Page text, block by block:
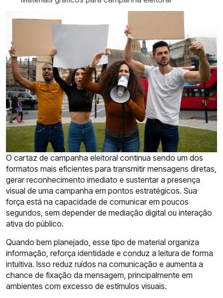
O cartaz de campanha eleitoral continua sendo um dos
formatos mais eficientes para transmitir mensagens diretas,
gerar reconhecimento imediato e sustentar a presença
visual de uma campanha em pontos estratégicos. Sua
força está na capacidade de comunicar em poucos
segundos, sem depender de mediação digital ou interação
ativa do público.
Quando bem planejado, esse tipo de material organiza
informação, reforça identidade e conduz a leitura de forma
intuitiva. Isso reduz ruídos na comunicação e aumenta a
chance de fixação da mensagem, principalmente em
ambientes com excesso de estímulos visuais.